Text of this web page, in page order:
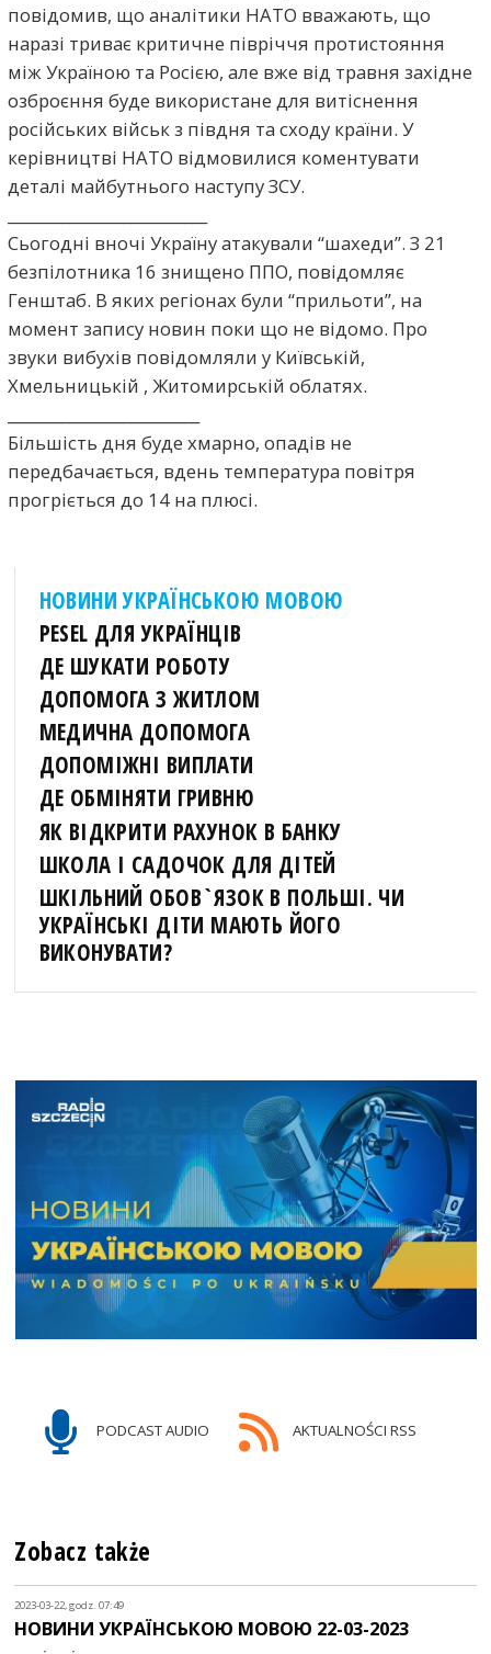
повідомив, що аналітики НАТО вважають, що
наразі триває критичне півріччя протистояння
між Україною та Росією, але вже від травня західне
озброєння буде використане для витіснення
російських військ з півдня та сходу країни. У
керівництві НАТО відмовилися коментувати
деталі майбутнього наступу ЗСУ.
Сьогодні вночі Україну атакували “шахеди”. З 21
безпілотника 16 знищено ППО, повідомляє
Генштаб. В яких регіонах були “прильоти”, на
момент запису новин поки що не відомо. Про
звуки вибухів повідомляли у Київській,
Хмельницькій , Житомирській облатях.
Більшість дня буде хмарно, опадів не
передбачається, вдень температура повітря
прогріється до 14 на плюсі.
НОВИНИ УКРАЇНСЬКОЮ МОВОЮ
PESEL ДЛЯ УКРАЇНЦІВ
ДЕ ШУКАТИ РОБОТУ
ДОПОМОГА З ЖИТЛОМ
МЕДИЧНА ДОПОМОГА
ДОПОМІЖНІ ВИПЛАТИ
ДЕ ОБМІНЯТИ ГРИВНЮ
ЯК ВІДКРИТИ РАХУНОК В БАНКУ
ШКОЛА І САДОЧОК ДЛЯ ДІТЕЙ
ШКІЛЬНИЙ ОБОВ`ЯЗОК В ПОЛЬШІ. ЧИ
УКРАЇНСЬКІ ДІТИ МАЮТЬ ЙОГО
ВИКОНУВАТИ?
PODCAST AUDIO AKTUALNOŚCI RSS
Zobacz także
2023-03-22, godz. 07:49
НОВИНИ УКРАЇНСЬКОЮ МОВОЮ 22-03-2023